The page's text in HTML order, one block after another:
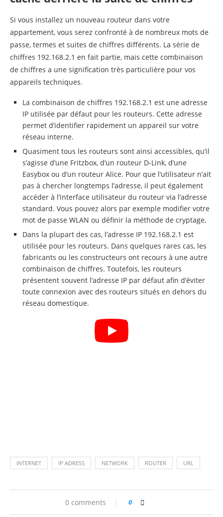
Si vous installez un nouveau routeur dans votre
appartement, vous serez confronté à de nombreux mots de
passe, termes et suites de chiffres différents. La série de
chiffres 192.168.2.1 en fait partie, mais cette combinaison
de chiffres a une signification très particulière pour vos
appareils techniques.
La combinaison de chiffres 192.168.2.1 est une adresse
IP utilisée par défaut pour les routeurs. Cette adresse
permet d’identifier rapidement un appareil sur votre
réseau interne.
Quasiment tous les routeurs sont ainsi accessibles, qu’il
s’agisse d’une Fritzbox, d’un routeur D-Link, d’une
Easybox ou d’un routeur Alice. Pour que l’utilisateur n’ait
pas à chercher longtemps l’adresse, il peut également
accéder à l’interface utilisateur du routeur via l’adresse
standard. Vous pouvez alors par exemple modifier votre
mot de passe WLAN ou définir la méthode de cryptage.
Dans la plupart des cas, l’adresse IP 192.168.2.1 est
utilisée pour les routeurs. Dans quelques rares cas, les
fabricants ou les constructeurs ont recours à une autre
combinaison de chiffres. Toutefois, les routeurs
présentent souvent l’adresse IP par défaut afin d’éviter
toute connexion avec des routeurs situés en dehors du
réseau domestique.
INTERNET IP ADRESS NETWORK ROUTER URL
0 comments 0